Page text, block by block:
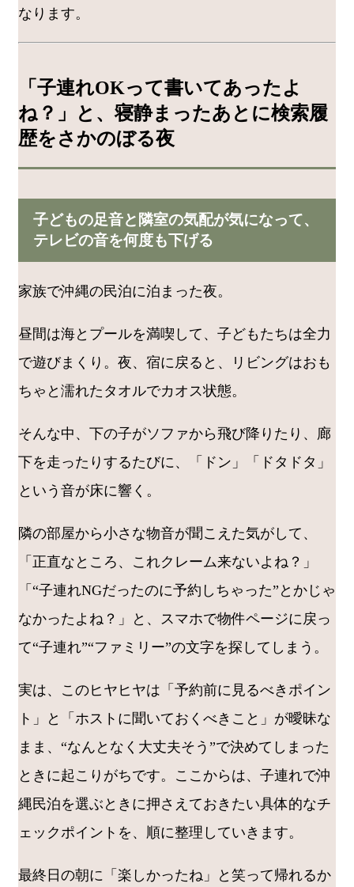
なります。
「子連れOKって書いてあったよ
ね？」と、寝静まったあとに検索履
歴をさかのぼる夜
子どもの足音と隣室の気配が気になって、
テレビの音を何度も下げる
家族で沖縄の民泊に泊まった夜。
昼間は海とプールを満喫して、子どもたちは全力
で遊びまくり。夜、宿に戻ると、リビングはおも
ちゃと濡れたタオルでカオス状態。
そんな中、下の子がソファから飛び降りたり、廊
下を走ったりするたびに、「ドン」「ドタドタ」
という音が床に響く。
隣の部屋から小さな物音が聞こえた気がして、
「正直なところ、これクレーム来ないよね？」
「“子連れNGだったのに予約しちゃった”とかじゃ
なかったよね？」と、スマホで物件ページに戻っ
て“子連れ”“ファミリー”の文字を探してしまう。
実は、このヒヤヒヤは「予約前に見るべきポイン
ト」と「ホストに聞いておくべきこと」が曖昧な
まま、“なんとなく大丈夫そう”で決めてしまった
ときに起こりがちです。ここからは、子連れで沖
縄民泊を選ぶときに押さえておきたい具体的なチ
ェックポイントを、順に整理していきます。
最終日の朝に「楽しかったね」と笑って帰れるか